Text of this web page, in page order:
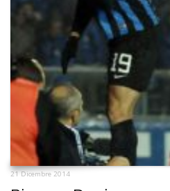
21 Dicembre 2014